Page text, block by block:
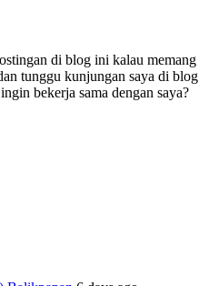
di blog ini kalau memang
tunggu kunjungan saya di blog
bekerja sama dengan saya?